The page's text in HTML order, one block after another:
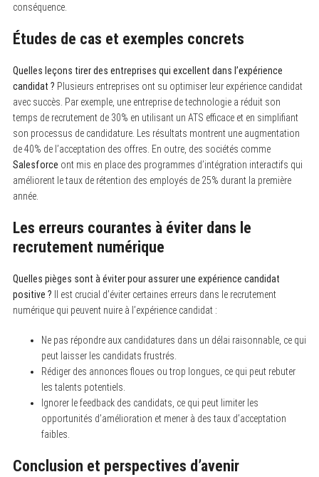
conséquence.
Études de cas et exemples concrets
Quelles leçons tirer des entreprises qui excellent dans l’expérience
candidat ? Plusieurs entreprises ont su optimiser leur expérience candidat
avec succès. Par exemple, une entreprise de technologie a réduit son
temps de recrutement de 30% en utilisant un ATS efficace et en simplifiant
son processus de candidature. Les résultats montrent une augmentation
de 40% de l’acceptation des offres. En outre, des sociétés comme
Salesforce ont mis en place des programmes d’intégration interactifs qui
améliorent le taux de rétention des employés de 25% durant la première
année.
Les erreurs courantes à éviter dans le
recrutement numérique
Quelles pièges sont à éviter pour assurer une expérience candidat
positive ? Il est crucial d’éviter certaines erreurs dans le recrutement
numérique qui peuvent nuire à l’expérience candidat :
Ne pas répondre aux candidatures dans un délai raisonnable, ce qui
peut laisser les candidats frustrés.
Rédiger des annonces floues ou trop longues, ce qui peut rebuter
les talents potentiels.
Ignorer le feedback des candidats, ce qui peut limiter les
opportunités d’amélioration et mener à des taux d’acceptation
faibles.
Conclusion et perspectives d’avenir